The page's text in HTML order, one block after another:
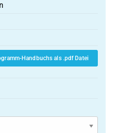
Handbuchs als .pdf Datei